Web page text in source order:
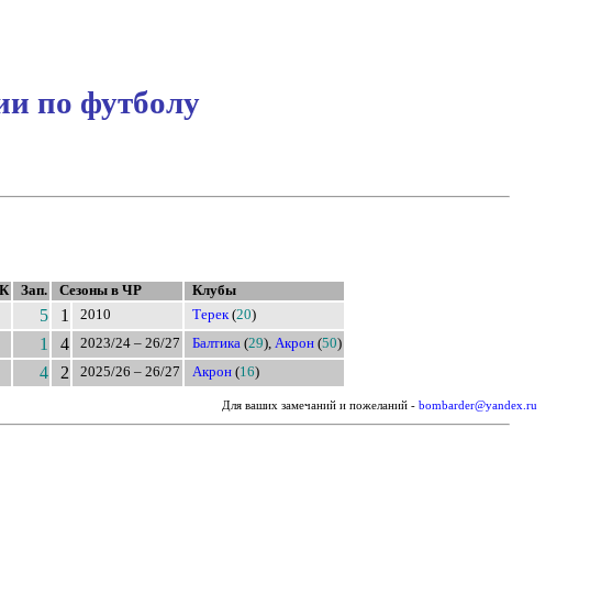
по футболу
Зап. Сезоны в ЧР Клубы
5 1 2010 Терек (20)
1 4 2023/24 – 26/27 Балтика (29), Акрон (50)
4 2 2025/26 – 26/27 Акрон (16)
Для ваших замечаний и пожеланий - bombarder@yandex.ru